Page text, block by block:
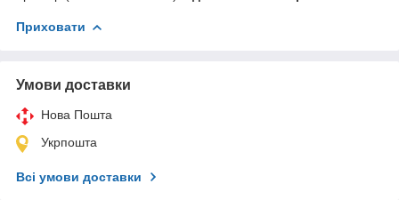
Приховати
Умови доставки
Нова Пошта
Укрпошта
Всі умови доставки